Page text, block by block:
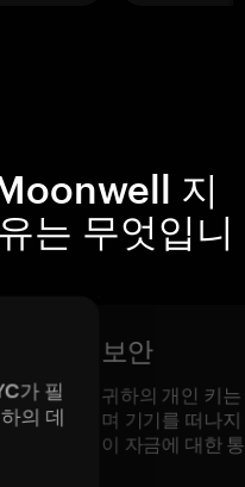
지
는 무엇입니
가 필
의 데
보안
귀하의 개인 키
며 기기를 떠나
이 자금에 대한